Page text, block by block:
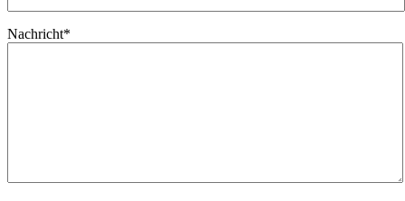
Nachricht*